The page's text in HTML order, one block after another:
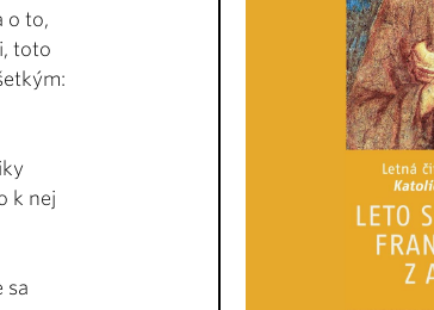
o to,
toto
k nej
sa